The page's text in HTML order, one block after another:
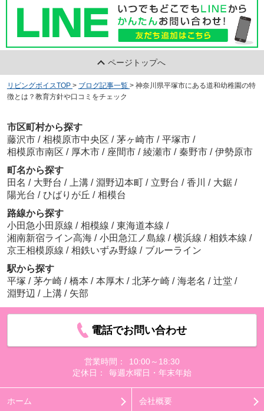
ページトップへ
リビングボイスTOP > ブログ記事一覧 > 神奈川県平塚市にある道和幼稚園の特
徴とは？教育方針や口コミをチェック
市区町村から探す
藤沢市 / 相模原市中央区 / 茅ヶ崎市 / 平塚市 /
相模原市南区 / 厚木市 / 座間市 / 綾瀬市 / 秦野市 / 伊勢原市
町名から探す
田名 / 大野台 / 上溝 / 淵野辺本町 / 立野台 / 香川 / 大鋸 /
陽光台 / ひばりが丘 / 相模台
路線から探す
小田急小田原線 / 相模線 / 東海道本線 /
湘南新宿ライン高海 / 小田急江ノ島線 / 横浜線 / 相鉄本線 /
京王相模原線 / 相鉄いずみ野線 / ブルーライン
駅から探す
平塚 / 茅ケ崎 / 橋本 / 本厚木 / 北茅ケ崎 / 海老名 / 辻堂 /
淵野辺 / 上溝 / 矢部
電話でお問い合わせ
営業時間：
10:00～18:30
定休日：
毎週水曜日・年末年始
ホーム 会社概要